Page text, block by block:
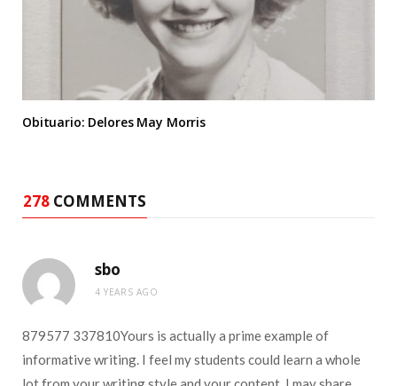
Obituario: Delores May Morris
278 COMMENTS
sbo
4 YEARS AGO
879577 337810Yours is actually a prime example of
informative writing. I feel my students could learn a whole